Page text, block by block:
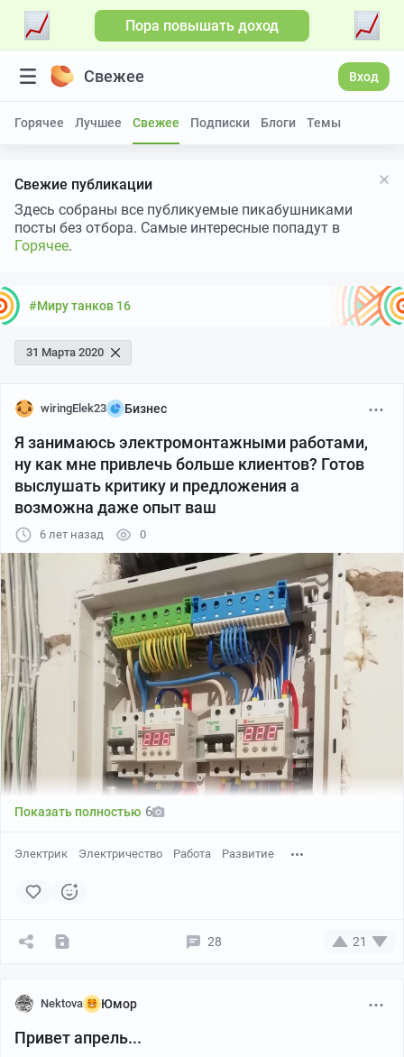
Пора повышать доход
Свежее Вход
Горячее Лучшее Свежее Подписки Блоги Темы
Свежие публикации
Здесь собраны все публикуемые пикабушниками
посты без отбора. Самые интересные попадут в
Горячее.
#Миру танков 16
31 Марта 2020
wiringElek23 Бизнес
Я занимаюсь электромонтажными работами,
ну как мне привлечь больше клиентов? Готов
выслушать критику и предложения а
возможна даже опыт ваш
6 лет назад 0
Показать полностью 6
Электрик Электричество Работа Развитие
28 21
Nektova Юмор
Привет апрель...